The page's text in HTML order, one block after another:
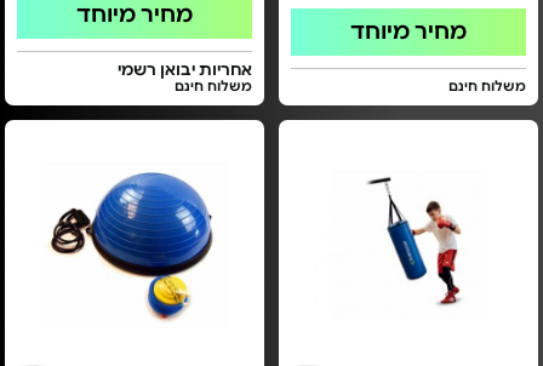
מחיר מיוחד
משלוח חינם
מחיר מיוחד
אחריות יבואן רשמי
משלוח חינם